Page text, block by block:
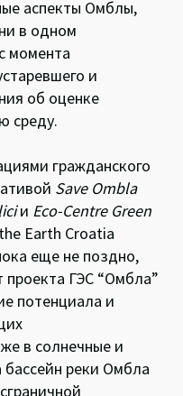
аспекты Омблы,
в одном
момента
и
об оценке
среду.
гражданского
Save Ombla
и Eco-Centre Green
Earth Croatia
еще не поздно,
проекта ГЭС “Омбла”
потенциала и
в солнечные и
бассейн реки Омбла